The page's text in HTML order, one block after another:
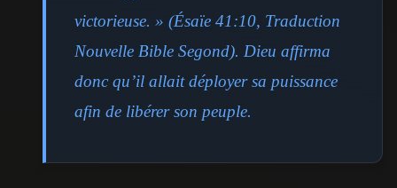
victorieuse. » (Ésaïe 41:10, Traduction
Nouvelle Bible Segond). Dieu affirma
donc qu’il allait déployer sa puissance
afin de libérer son peuple.